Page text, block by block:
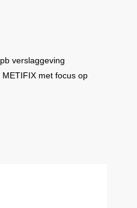
verslaggeving
METIFIX met focus op